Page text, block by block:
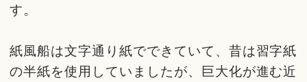
す。
紙風船は文字通り紙でできていて、昔は習字紙
の半紙を使用していましたが、巨大化が進む近